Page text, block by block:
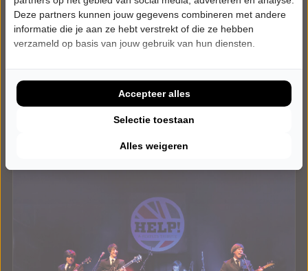
Uitverkocht
Meer info
Deze partners kunnen jouw gegevens combineren met andere
informatie die je aan ze hebt verstrekt of die ze hebben
verzameld op basis van jouw gebruik van hun diensten.
Alles weigeren
Selectie toestaan
Accepteer alles